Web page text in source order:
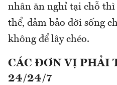
nhân ăn nghỉ tại chỗ thì
thể, đảm bảo đời sống
không để lây chéo.
CÁC ĐƠN VỊ PHẢI
24/24/7